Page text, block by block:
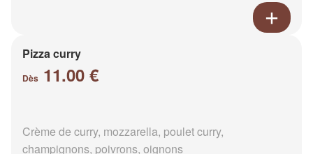
Pizza curry
Dès 11.00 €
Crème de curry, mozzarella, poulet curry,
champignons, poivrons, oignons